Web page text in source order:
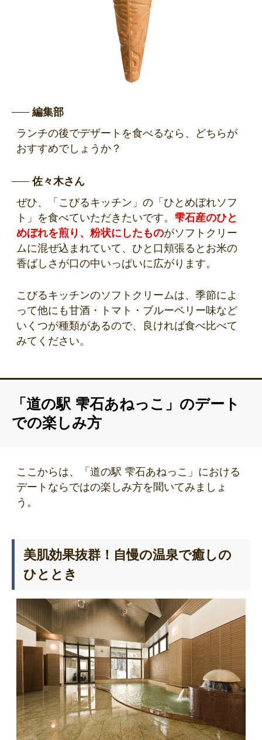
編集部
ランチの後でデザートを食べるなら、どちらが
おすすめでしょうか？
佐々木さん
ぜひ、「こびるキッチン」の「ひとめぼれソフ
ト」を食べていただきたいです。 雫石産のひと
めぼれを煎り、粉状にしたものがソフトクリー
ムに混ぜ込まれていて、ひと口頬張るとお米の
香ばしさが口の中いっぱいに広がります。
こびるキッチンのソフトクリームは、季節によ
って他にも甘酒・トマト・ブルーベリー味など
いくつが種類があるので、良ければ食べ比べて
みてください。
「道の駅 雫石あねっこ」のデート
での楽しみ方
ここからは、「道の駅 雫石あねっこ」における
デートならではの楽しみ方を聞いてみましょ
う。
美肌効果抜群！自慢の温泉で癒しの
ひととき